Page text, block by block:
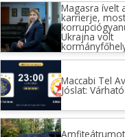
Magasra ívelt
karrierje, most
Ukrajna volt
Maccabi Tel
Jóslat: